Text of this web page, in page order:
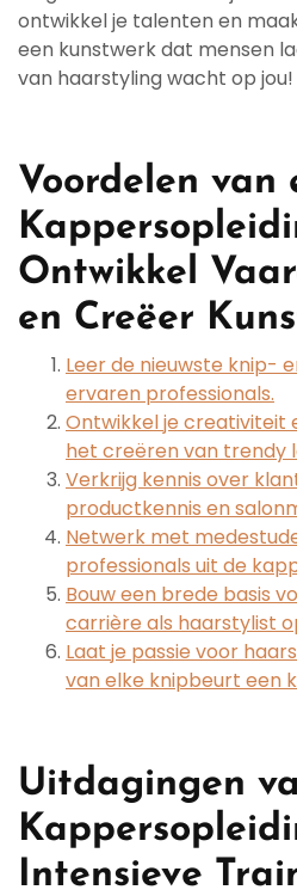
ontwikkel je talenten en
een kunstwerk dat mensen
van haarstyling wacht op jou!
Voordelen van
Ontwikkel
en Creëer
Leer de nieuwste knip-
ervaren professionals.
Ontwikkel je creativiteit
het creëren van trendy
Verkrijg kennis over
productkennis en
Netwerk met
professionals uit de
Bouw een brede basis
carrière als haarstylist
Laat je passie voor
van elke knipbeurt een
Uitdagingen
Intensieve